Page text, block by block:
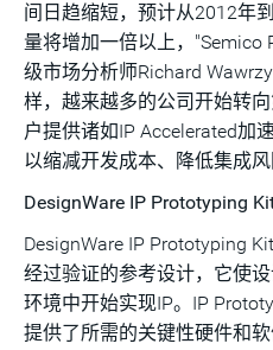
间日趋缩短，预计从2012年
量将增加一倍以上，"Semico
级市场分析师Richard
样，越来越多的公司开始转
户提供诸如IP Accelerated加
以缩减开发成本、降低集成
DesignWare IP Prototyping
DesignWare IP Prototyping
经过验证的参考设计，它使
环境中开始实现IP。IP
提供了所需的关键性硬件和